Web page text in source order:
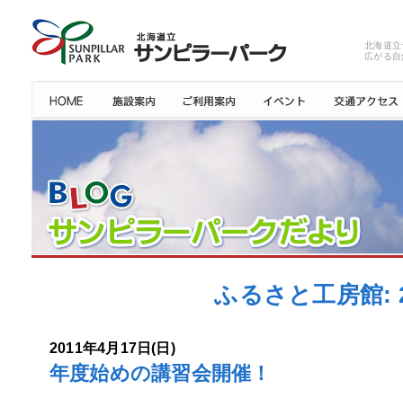
北海道
広がる
ふるさと工房館:
2011年4月17日(日)
年度始めの講習会開催！